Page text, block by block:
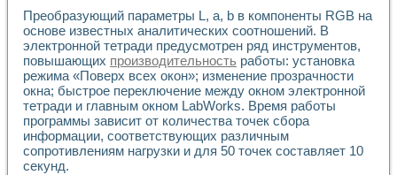
Измерительный контроль с применением
Моделирование надежности и эффективности систем
Лабораторные практикумы и учебные стенды
Автоматизация лабораторного стенда по измерению
Автоматизированные лабораторные комплексы для
Виртуальный прибор для исследования нелинейных
Использование виртуальных приборов в процесе
Использование программ ELECTRONICS WORKBENCH-
Лабораторный практикум по дисциплине «Цифровые
Лабораторный практикум по ИНС на основе LabVIEW
Преобразующий параметры L, a, b в компоненты RGB на
основе известных аналитических соотношений. В
электронной тетради предусмотрен ряд инструментов,
повышающих производительность работы: установка
режима «Поверх всех окон»; изменение прозрачности
окна; быстрое переключение между окном электронной
тетради и главным окном LabWorks. Время работы
программы зависит от количества точек сбора
информации, соответствующих различным
сопротивлениям нагрузки и для 50 точек составляет 10
секунд.